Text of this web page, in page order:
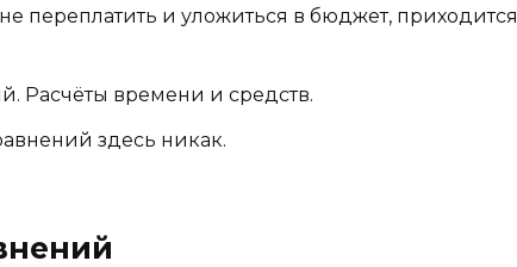
переплатить и уложиться в бюджет, приходится
Расчёты времени и средств.
здесь никак.